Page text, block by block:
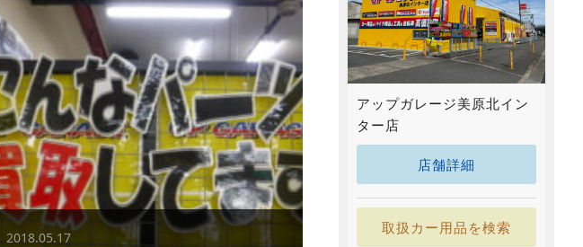
2018.05.17
アップガレージ美原北イン
ター店
店舗詳細
取扱カー用品を検索